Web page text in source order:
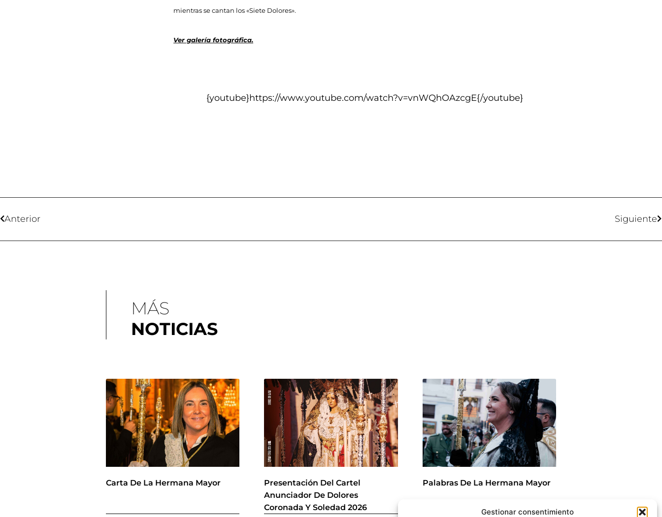
Gestionar consentimiento
mientras se cantan los «Siete Dolores».
Ver galería fotográfica.
{youtube}https://www.youtube.com/watch?v=vnWQhOAzcgE{/youtube}
Anterior Siguiente
MÁS
NOTICIAS
Carta De La Hermana Mayor
Presentación Del Cartel
Anunciador De Dolores
Coronada Y Soledad 2026
Palabras De La Hermana Mayor